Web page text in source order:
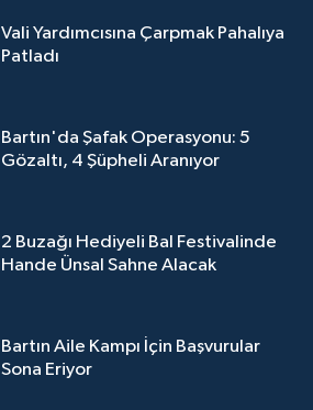
Vali Yardımcısına Çarpmak Pahalıya
Patladı
Bartın'da Şafak Operasyonu: 5
Gözaltı, 4 Şüpheli Aranıyor
2 Buzağı Hediyeli Bal Festivalinde
Hande Ünsal Sahne Alacak
Bartın Aile Kampı İçin Başvurular
Sona Eriyor